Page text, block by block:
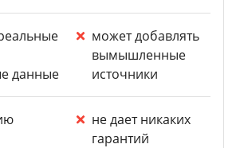
данные
может добавлять
вымышленные
источники
не дает никаких
гарантий